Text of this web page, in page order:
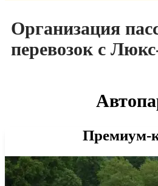
Организация
перевозок с
Премиум-